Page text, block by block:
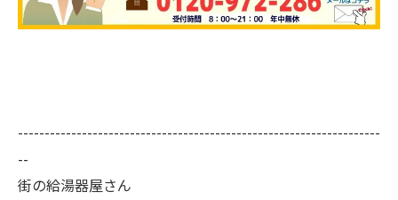
--------------------------------------------------------------------
--
街の給湯器屋さん